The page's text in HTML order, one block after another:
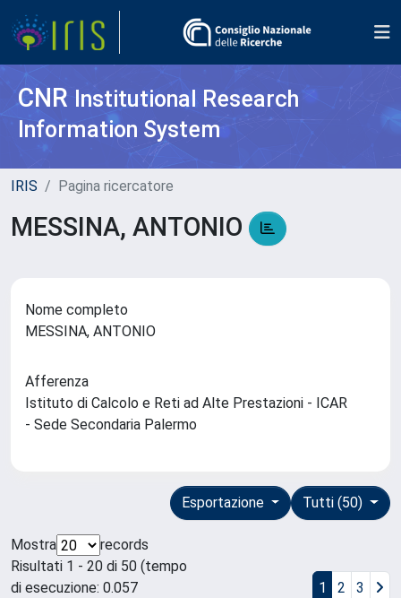
CNR Institutional Research
Information System
IRIS Pagina ricercatore
MESSINA, ANTONIO
Nome completo
MESSINA, ANTONIO
Afferenza
Istituto di Calcolo e Reti ad Alte Prestazioni - ICAR
- Sede Secondaria Palermo
Tutti (50)
Esportazione
Mostra
records
Risultati 1 - 20 di 50 (tempo
di esecuzione: 0.057
1 2 3